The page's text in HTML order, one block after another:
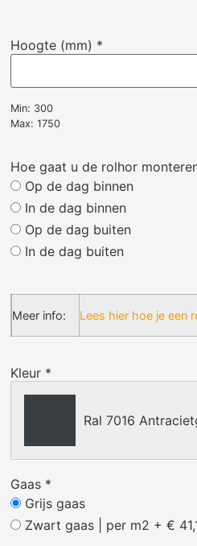
Hoogte (mm) *
Min: 300
Max: 1750
Hoe gaat u de rolhor
Op de dag binnen
In de dag binnen
Op de dag buiten
In de dag buiten
Meer info: Lees hier hoe je een
Kleur *
Ral 7016
Gaas *
Grijs gaas
Zwart gaas | per m2 + €